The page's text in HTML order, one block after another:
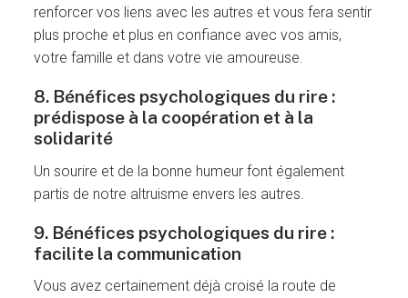
renforcer vos liens avec les autres et vous fera sentir
plus proche et plus en confiance avec vos amis,
votre famille et dans votre vie amoureuse.
8. Bénéfices psychologiques du rire :
prédispose à la coopération et à la
solidarité
Un sourire et de la bonne humeur font également
partis de notre altruisme envers les autres.
9. Bénéfices psychologiques du rire :
facilite la communication
Vous avez certainement déjà croisé la route de